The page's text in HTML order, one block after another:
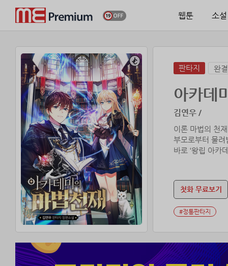
웹툰 소설
판타지 완결
아카데
김연우 /
이론 마법의 천
부모로부터 물
바로 ‘왕립 아카
홀로 남게 된 그
그러던 어느 날,
“이렇게 훌륭한
하지만 이안은
과연 입학한다
첫화 무료보기
#정통판타지